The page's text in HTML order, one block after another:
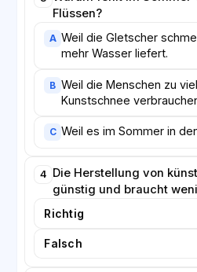
Flüssen?
A Weil die Gletscher
mehr Wasser liefert.
B Weil die Menschen zu
Kunstschnee
C Weil es im Sommer in
4 Die Herstellung von
günstig und braucht
Richtig
Falsch